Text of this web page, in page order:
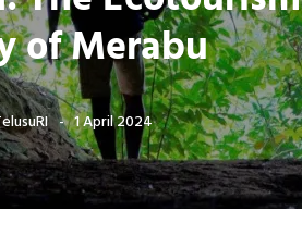
of Merabu
1 April 2024